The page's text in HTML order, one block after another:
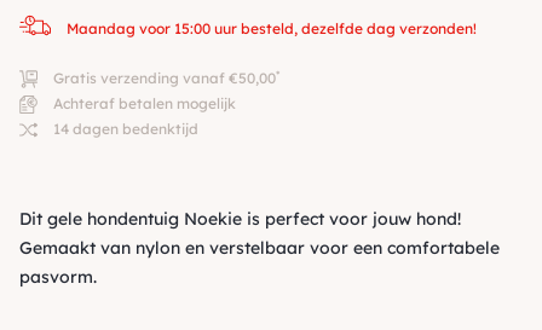
Maandag voor 15:00 uur besteld, dezelfde dag verzonden!
Gratis verzending vanaf €50,00*
Achteraf betalen mogelijk
14 dagen bedenktijd
Dit gele hondentuig Noekie is perfect voor jouw hond!
Gemaakt van nylon en verstelbaar voor een comfortabele
pasvorm.